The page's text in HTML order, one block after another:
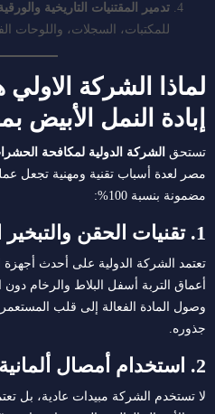
تدمير المقتنيات التاريخية
للمكتبات، السجلات، واللوحات
لماذا الشركة
إبادة النمل الأبيض
تستحق الشركة الدولية لمكافحة
مصر لعدة أسباب تقنية ومهنية تجعل
مضمونة بنسبة 100%:
1. تقنيات الحقن والتبخير المتطورة
أعماق التربة أسفل البلاط والرخام
وصول المادة الفعالة إلى قلب
جذوره.
2. استخدام أمصال ألمانية وأمريكية معتمدة
لا تستخدم الشركة مبيدات عادية، بل